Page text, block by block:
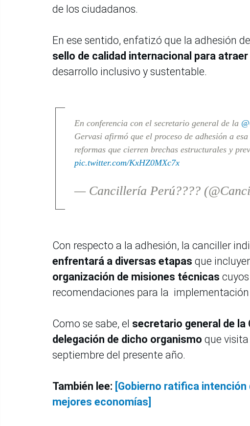
de los ciudadanos.
En ese sentido, enfatizó que la adhesión
sello de calidad internacional para
desarrollo inclusivo y sustentable.
En conferencia con el secretario general de la
Gervasi afirmó que el proceso de adhesión a
reformas que cierren brechas estructurales y
pic.twitter.com/KxHZ0MXc7x
— Cancillería Perú????
Con respecto a la adhesión, la canciller
enfrentará a diversas etapas que
organización de misiones técnicas
recomendaciones para la
Como se sabe, el secretario general de la
delegación de dicho organismo que
septiembre del presente año.
También lee: [Gobierno ratifica
mejores economías]